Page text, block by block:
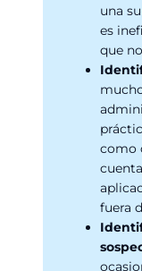
una
es
que
como
fuera